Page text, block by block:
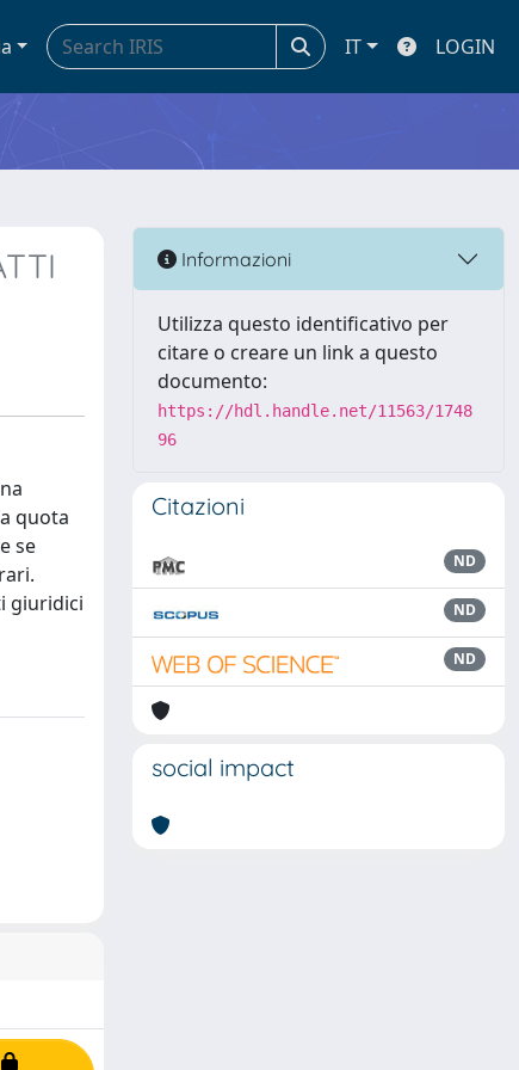
IT LOGIN
quota
se
giuridici
Informazioni
Utilizza questo identificativo per
citare o creare un link a questo
documento:
https://hdl.handle.net/11563/1748
96
Citazioni
ND
ND
ND
social impact